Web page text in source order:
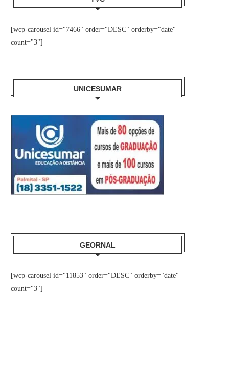
[wcp-carousel id="7466" order="DESC" orderby="date"
count="3"]
UNICESUMAR
GEORNAL
[wcp-carousel id="11853" order="DESC" orderby="date"
count="3"]